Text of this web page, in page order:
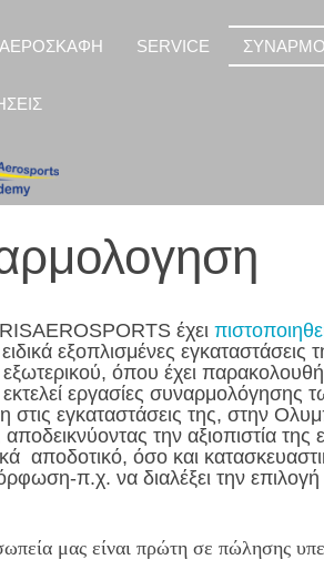
ΑΕΡΟΣΚΑΦΗ SERVICE
έχει
ειδικά εξοπλισμένες
όπου έχει
εκτελεί εργασίες
στις εγκαταστάσεις της, στην
την αξιοπιστία της
αποδοτικό, όσο και
π.χ. να διαλέξει την επιλογή
μας είναι πρώτη σε πώλησης